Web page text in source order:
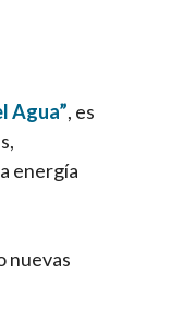
Agua”, es
energía
nuevas